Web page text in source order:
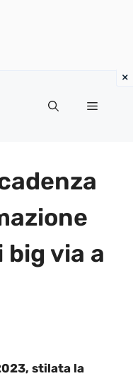
Menu
via a
stilata la